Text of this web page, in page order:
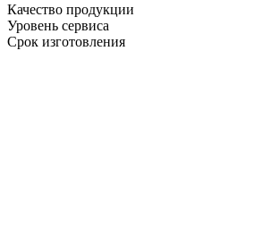
Качество продукции
Уровень сервиса
Срок изготовления